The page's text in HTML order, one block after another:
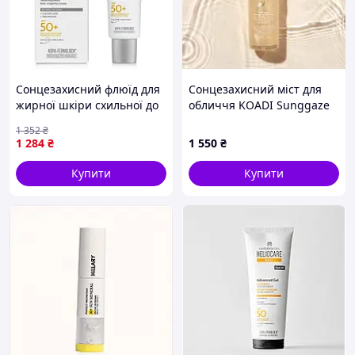
Сонцезахисний флюїд для
жирної шкіри схильної до
Acnimat SPF50+, 50 мл
1 284 ₴
1 352₴
Купити
Сонцезахисний міст для
обличчя KOADI Sunggaze
Sunscreen SPF 50 75 мл
1 550 ₴
Купити